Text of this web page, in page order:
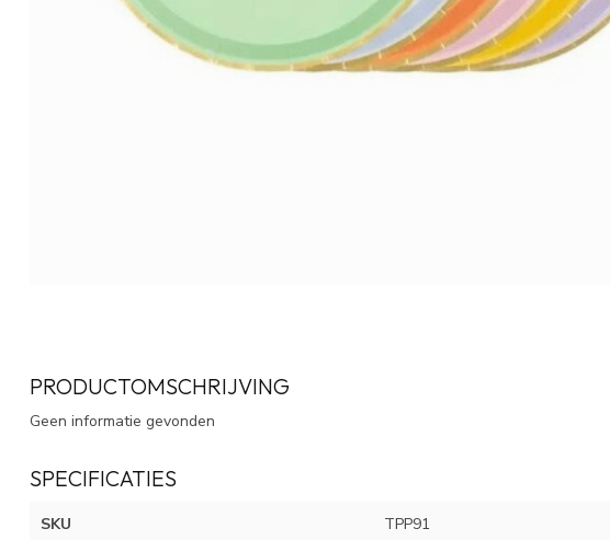
PRODUCTOMSCHRIJVING
Geen informatie gevonden
SPECIFICATIES
SKU TPP91